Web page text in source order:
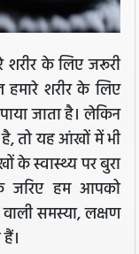
शरीर के लिए जरूरी
हमारे शरीर के लिए
जाता है। लेकिन
है, तो यह आंखों में भी
के स्वास्थ्य पर बुरा
जरिए हम आपको
समस्या, लक्षण